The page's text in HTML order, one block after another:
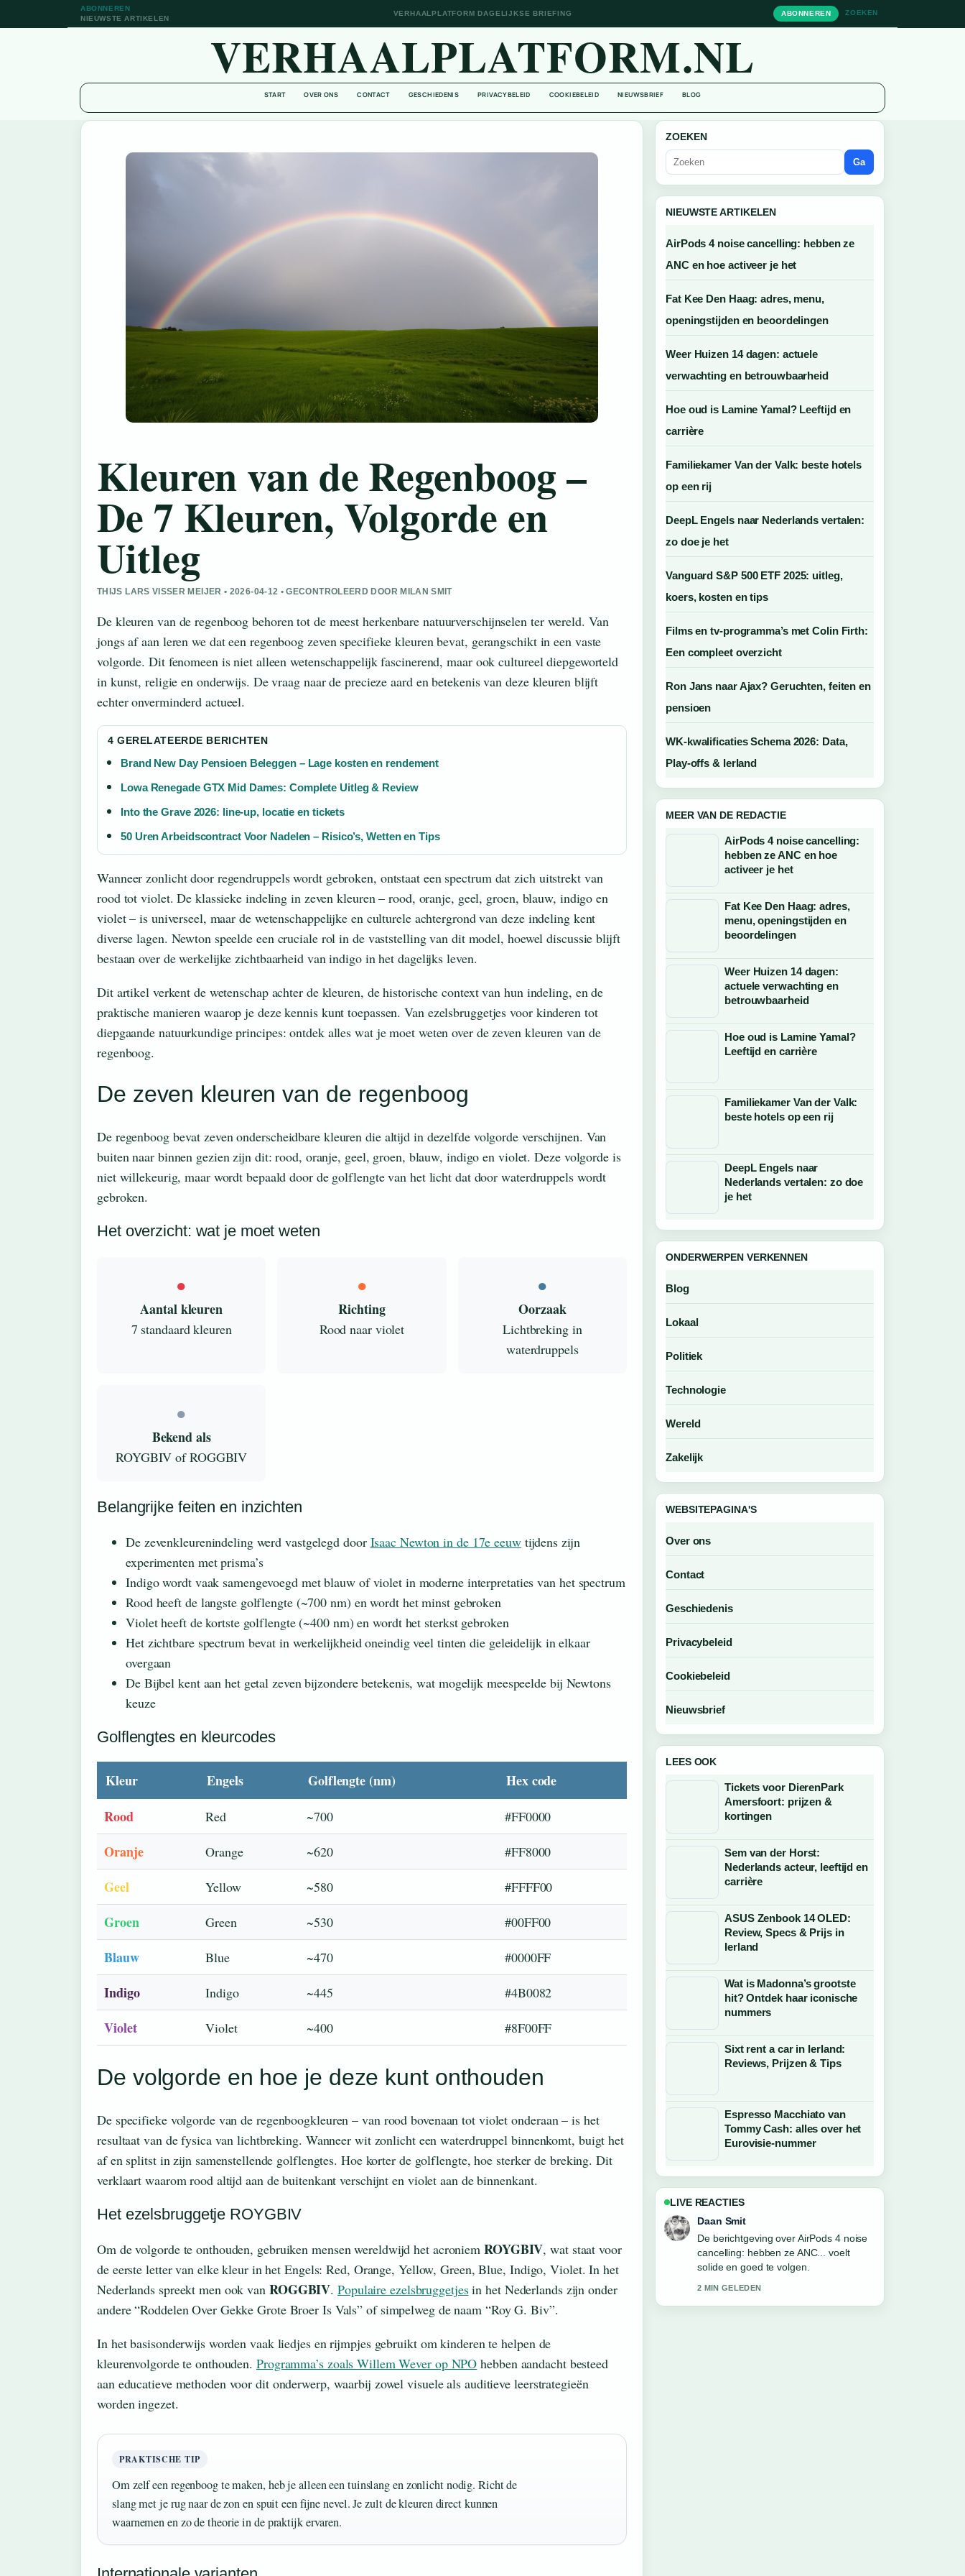
ABONNEREN
NIEUWSTE ARTIKELEN
VERHAALPLATFORM DAGELIJKSE BRIEFING ABONNEREN ZOEKEN
VERHAALPLATFORM.NL
START OVER ONS CONTACT GESCHIEDENIS PRIVACYBELEID COOKIEBELEID NIEUWSBRIEF BLOG
Kleuren van de Regenboog –
De 7 Kleuren, Volgorde en
Uitleg
THIJS LARS VISSER MEIJER • 2026-04-12 • GECONTROLEERD DOOR MILAN SMIT
De kleuren van de regenboog behoren tot de meest herkenbare natuurverschijnselen ter wereld. Van
jongs af aan leren we dat een regenboog zeven specifieke kleuren bevat, gerangschikt in een vaste
volgorde. Dit fenomeen is niet alleen wetenschappelijk fascinerend, maar ook cultureel diepgeworteld
in kunst, religie en onderwijs. De vraag naar de precieze aard en betekenis van deze kleuren blijft
echter onverminderd actueel.
4 GERELATEERDE BERICHTEN
Brand New Day Pensioen Beleggen – Lage kosten en rendement
Lowa Renegade GTX Mid Dames: Complete Uitleg & Review
Into the Grave 2026: line-up, locatie en tickets
50 Uren Arbeidscontract Voor Nadelen – Risico’s, Wetten en Tips
Wanneer zonlicht door regendruppels wordt gebroken, ontstaat een spectrum dat zich uitstrekt van
rood tot violet. De klassieke indeling in zeven kleuren – rood, oranje, geel, groen, blauw, indigo en
violet – is universeel, maar de wetenschappelijke en culturele achtergrond van deze indeling kent
diverse lagen. Newton speelde een cruciale rol in de vaststelling van dit model, hoewel discussie blijft
bestaan over de werkelijke zichtbaarheid van indigo in het dagelijks leven.
Dit artikel verkent de wetenschap achter de kleuren, de historische context van hun indeling, en de
praktische manieren waarop je deze kennis kunt toepassen. Van ezelsbruggetjes voor kinderen tot
diepgaande natuurkundige principes: ontdek alles wat je moet weten over de zeven kleuren van de
regenboog.
De zeven kleuren van de regenboog
De regenboog bevat zeven onderscheidbare kleuren die altijd in dezelfde volgorde verschijnen. Van
buiten naar binnen gezien zijn dit: rood, oranje, geel, groen, blauw, indigo en violet. Deze volgorde is
niet willekeurig, maar wordt bepaald door de golflengte van het licht dat door waterdruppels wordt
gebroken.
Het overzicht: wat je moet weten
●
Aantal kleuren
7 standaard kleuren
●
Richting
Rood naar violet
●
Oorzaak
Lichtbreking in
waterdruppels
●
Bekend als
ROYGBIV of ROGGBIV
Belangrijke feiten en inzichten
De zevenkleurenindeling werd vastgelegd door Isaac Newton in de 17e eeuwtijdens zijn
experimenten met prisma’s
Indigo wordt vaak samengevoegd met blauw of violet in moderne interpretaties van het spectrum
Rood heeft de langste golflengte (~700 nm) en wordt het minst gebroken
Violet heeft de kortste golflengte (~400 nm) en wordt het sterkst gebroken
Het zichtbare spectrum bevat in werkelijkheid oneindig veel tinten die geleidelijk in elkaar
overgaan
De Bijbel kent aan het getal zeven bijzondere betekenis, wat mogelijk meespeelde bij Newtons
keuze
Golflengtes en kleurcodes
Kleur Engels Golflengte (nm)
Hex code
Rood
Red ~700 #FF0000
Oranje Orange ~620 #FF8000
Geel Yellow ~580 #FFFF00
Groen Green ~530 #00FF00
Blauw Blue ~470 #0000FF
Indigo Indigo ~445 #4B0082
Violet Violet ~400 #8F00FF
De volgorde en hoe je deze kunt onthouden
De specifieke volgorde van de regenboogkleuren – van rood bovenaan tot violet onderaan – is het
resultaat van de fysica van lichtbreking. Wanneer wit zonlicht een waterdruppel binnenkomt, buigt het
af en splitst in zijn samenstellende golflengtes. Hoe korter de golflengte, hoe sterker de breking. Dit
verklaart waarom rood altijd aan de buitenkant verschijnt en violet aan de binnenkant.
Het ezelsbruggetje ROYGBIV
Om de volgorde te onthouden, gebruiken mensen wereldwijd het acroniem ROYGBIV, wat staat voor
de eerste letter van elke kleur in het Engels: Red, Orange, Yellow, Green, Blue, Indigo, Violet. In het
Nederlands spreekt men ook van ROGGBIV.Populaire ezelsbruggetjesin het Nederlands zijn onder
andere “Roddelen Over Gekke Grote Broer Is Vals” of simpelweg de naam “Roy G. Biv”.
In het basisonderwijs worden vaak liedjes en rijmpjes gebruikt om kinderen te helpen de
kleurenvolgorde te onthouden. Programma’s zoals Willem Wever op NPO hebben aandacht besteed
aan educatieve methoden voor dit onderwerp, waarbij zowel visuele als auditieve leerstrategieën
worden ingezet.
PRAKTISCHE TIP
Om zelf een regenboog te maken, heb je alleen een tuinslang en zonlicht nodig. Richt de
slang met je rug naar de zon en spuit een fijne nevel. Je zult de kleuren direct kunnen
waarnemen en zo de theorie in de praktijk ervaren.
ZOEKEN
Ga
NIEUWSTE ARTIKELEN
AirPods 4 noise cancelling: hebben ze
ANC en hoe activeer je het
Fat Kee Den Haag: adres, menu,
openingstijden en beoordelingen
Weer Huizen 14 dagen: actuele
verwachting en betrouwbaarheid
Hoe oud is Lamine Yamal? Leeftijd en
carrière
Familiekamer Van der Valk: beste hotels
op een rij
DeepL Engels naar Nederlands vertalen:
zo doe je het
Vanguard S&P 500 ETF 2025: uitleg,
koers, kosten en tips
Films en tv-programma’s met Colin Firth:
Een compleet overzicht
Ron Jans naar Ajax? Geruchten, feiten en
pensioen
WK-kwalificaties Schema 2026: Data,
Play-offs & Ierland
MEER VAN DE REDACTIE
AirPods 4 noise cancelling:
hebben ze ANC en hoe
activeer je het
Fat Kee Den Haag: adres,
menu, openingstijden en
beoordelingen
Weer Huizen 14 dagen:
actuele verwachting en
betrouwbaarheid
Hoe oud is Lamine Yamal?
Leeftijd en carrière
Familiekamer Van der Valk:
beste hotels op een rij
DeepL Engels naar
Nederlands vertalen: zo doe
je het
ONDERWERPEN VERKENNEN
Blog
Lokaal
Politiek
Technologie
Wereld
Zakelijk
WEBSITEPAGINA'S
Over ons
Contact
Geschiedenis
Privacybeleid
Cookiebeleid
Nieuwsbrief
LEES OOK
Tickets voor DierenPark
Amersfoort: prijzen &
kortingen
Sem van der Horst:
Nederlands acteur, leeftijd en
carrière
ASUS Zenbook 14 OLED:
Review, Specs & Prijs in
Ierland
Wat is Madonna’s grootste
hit? Ontdek haar iconische
nummers
Sixt rent a car in Ierland:
Reviews, Prijzen & Tips
Espresso Macchiato van
Tommy Cash: alles over het
Eurovisie-nummer
LIVE REACTIES
Milan Visser
Goede verificatie rond Fat Kee Den
Haag: adres, menu, openingstijden....
Meer redacties zouden zo moeten